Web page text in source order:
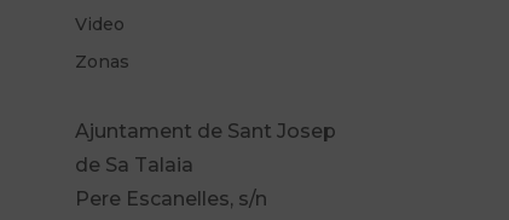
Video
Zonas
Ajuntament de Sant Josep
de Sa Talaia
Pere Escanelles, s/n